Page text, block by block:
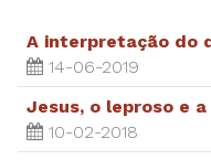
A interpretação do
14-06-2019
Jesus, o leproso e
10-02-2018